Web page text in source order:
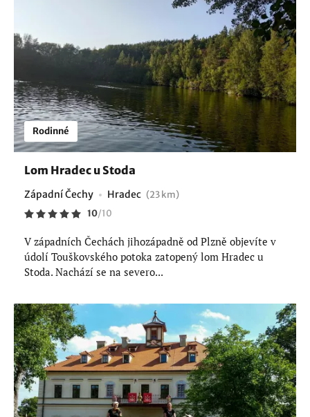
Rodinné
Lom Hradec u Stoda
Západní Čechy Hradec (23 km)
10/10
V západních Čechách jihozápadně od Plzně objevíte v
údolí Touškovského potoka zatopený lom Hradec u
Stoda. Nachází se na severo...